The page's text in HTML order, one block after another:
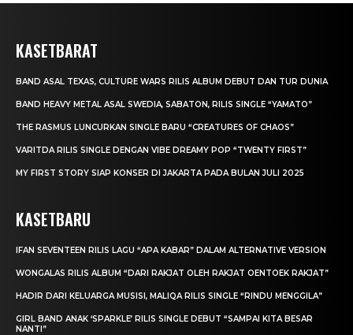
KASETBARAT
BAND ASAL TEXAS, CULTURE WARS RILIS ALBUM DEBUT DAN TUR DUNIA
BAND HEAVY METAL ASAL SWEDIA, SABATON, RILIS SINGLE “YAMATO”
THE RASMUS LUNCURKAN SINGLE BARU “CREATURES OF CHAOS”
VARITDA RILIS SINGLE DENGAN VIBE DREAMY POP “TWENTY FIRST”
MY FIRST STORY SIAP KONSER DI JAKARTA PADA BULAN JULI 2025
KASETBARU
IFAN SEVENTEEN RILIS LAGU “APA KABAR” DALAM ALTERNATIVE VERSION
WONGALAS RILIS ALBUM “DARI RAKJAT OLEH RAKJAT OENTOEK RAKJAT”
HADIR DARI KELUARGA MUSISI, MALIQA RILIS SINGLE “RINDU MENGGILA”
GIRL BAND ANAK ‘SPARKLE’ RILIS SINGLE DEBUT “SAMPAI KITA BESAR
NANTI”